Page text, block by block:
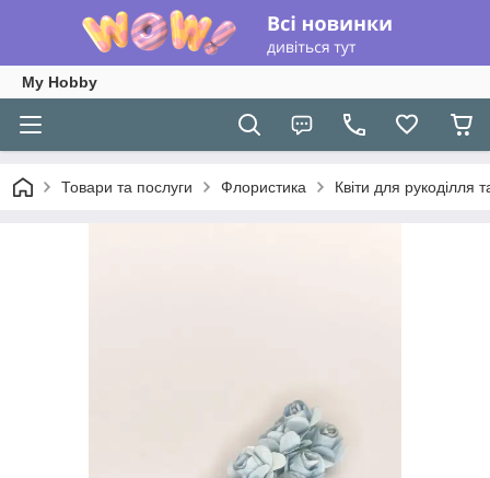
My Hobby
Товари та послуги Флористика Квіти для рукоділля